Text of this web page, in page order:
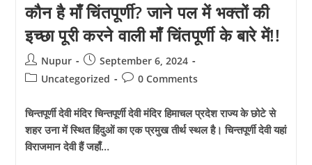
कौन है माँ चिंतपूर्णी? जाने पल में भक्तों की
इच्छा पूरी करने वाली माँ चिंतपूर्णी के बारे में!!
Post
author:
Nupur
Post
published:
September 6, 2024
PostUncategorized
Post0 Comments
चिन्तपूर्णी देवी मंदिर चिन्तपूर्णी देवी मंदिर हिमाचल प्रदेश राज्य के छोटे से
शहर उना में स्थित हिंदुओं का एक प्रमुख तीर्थ स्थल है। चिन्तपूर्णी देवी यहां
विराजमान देवी हैं जहाँ…